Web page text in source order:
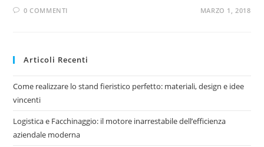
0 COMMENTI MARZO 1, 2018
Articoli Recenti
Come realizzare lo stand fieristico perfetto: materiali, design e idee
vincenti
Logistica e Facchinaggio: il motore inarrestabile dell’efficienza
aziendale moderna